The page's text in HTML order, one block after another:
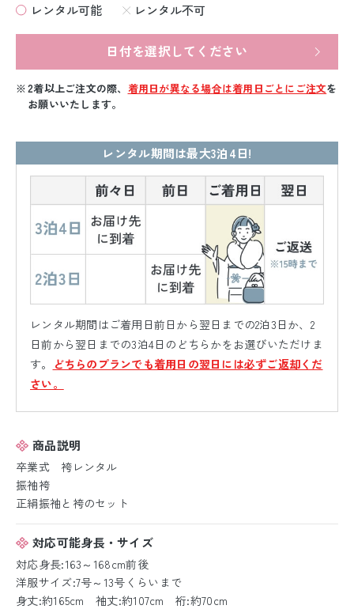
レンタル可能 レンタル不可
日付を選択してください
2着以上ご注文の際、 着用日が異なる場合は着用日ごとにご注文を
お願いいたします。
レンタル期間は最大3泊4日!
レンタル期間はご着用日前日から翌日までの2泊3日か、2
日前から翌日までの3泊4日のどちらかをお選びいただけま
す。
どちらのプランでも着用日の翌日には必ずご返却くだ
さい。
商品説明
卒業式 袴レンタル
振袖袴
正絹振袖と袴のセット
対応可能身長・サイズ
対応身長:163～168cm前後
洋服サイズ:7号～13号くらいまで
身丈:約165cm 袖丈:約107cm 裄:約70cm